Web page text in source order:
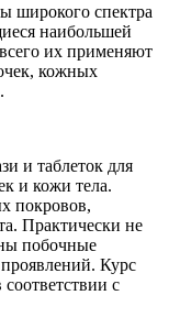
широкого спектра
наибольшей
их применяют
кожных
и таблеток для
и кожи тела.
покровов,
Практически не
побочные
Курс
с